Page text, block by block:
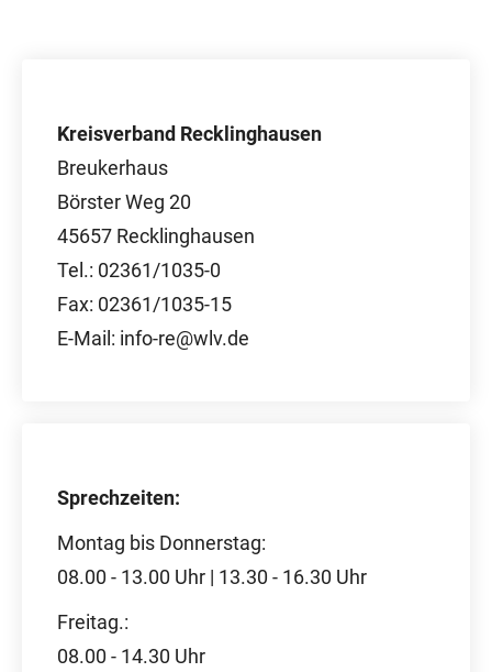
Kreisverband Recklinghausen
Breukerhaus
Börster Weg 20
45657 Recklinghausen
Tel.: 02361/1035-0
Fax: 02361/1035-15
E-Mail: info-re@wlv.de
Sprechzeiten:
Montag bis Donnerstag:
08.00 - 13.00 Uhr | 13.30 - 16.30 Uhr
Freitag.:
08.00 - 14.30 Uhr